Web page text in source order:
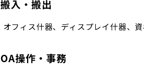
搬入・搬出
オフィス什器、ディスプレイ什器、
OA操作・事務